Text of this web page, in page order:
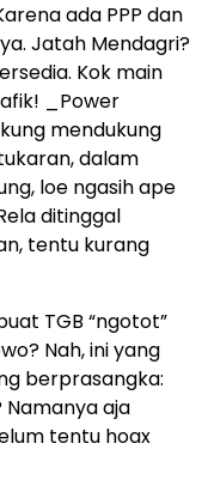
ada PPP dan
Jatah Mendagri?
Kok main
_Power
mendukung
dalam
loe ngasih ape
ditinggal
tentu kurang
TGB “ngotot”
Nah, ini yang
berprasangka:
Namanya aja
tentu hoax